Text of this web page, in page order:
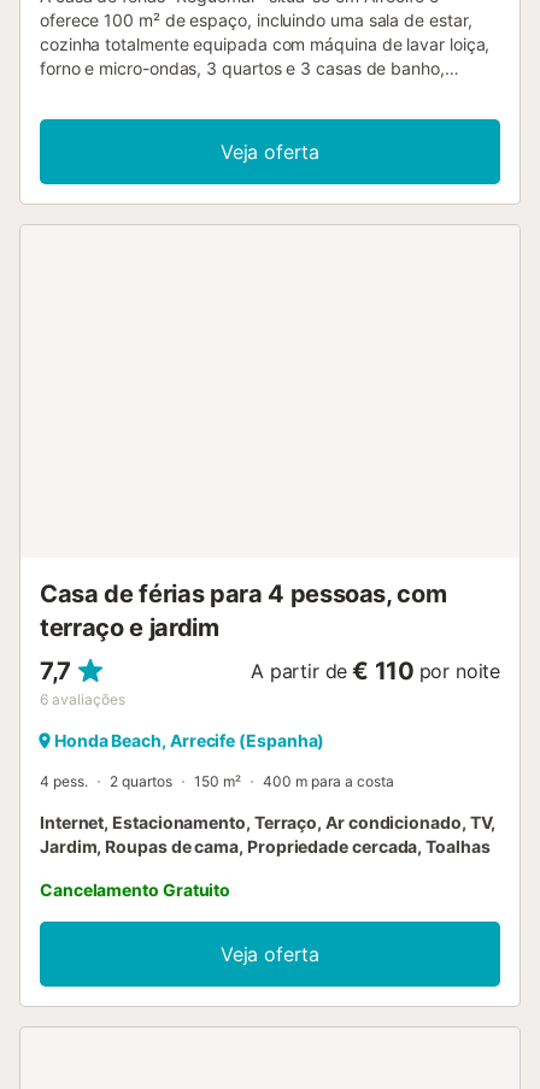
oferece 100 m² de espaço, incluindo uma sala de estar,
cozinha totalmente equipada com máquina de lavar loiça,
forno e micro-ondas, 3 quartos e 3 casas de banho,
para videochamadas, espaço de trabalho dedicado, ar
condicionado, dois televisores inteligentes (um com canais
internacionais), máquina de lavar e secar roupa. Berço,
cadeira alta e banheira para bebé estão disponíveis
Veja oferta
Casa de férias para 4 pessoas, com
terraço e jardim
7,7
6 avaliações
A partir de € 110 por noite
Honda Beach, Arrecife (Espanha)
4 pess. 2 quartos 150 m² 400 m para a costa
Internet, Estacionamento, Terraço, Ar condicionado, TV,
Jardim, Roupas de cama, Propriedade cercada, Toalhas
Cancelamento Gratuito
Veja oferta